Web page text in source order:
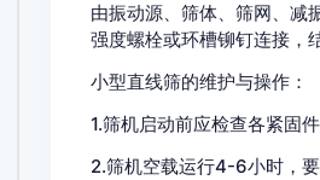
由振动源、筛体、筛网
强度螺栓或环槽铆钉连接，结
小型直线筛的维护与操作：
1.筛机启动前应检查各紧固件螺
2.筛机空载运行4-6小时，要